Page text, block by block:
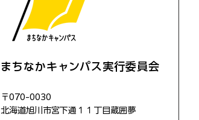
まちなかキャンパス実行委員会
〒070-0030
​北海道旭川市宮下通１１丁目蔵囲夢